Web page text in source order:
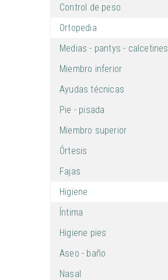
Control de peso
Ortopedia
Medias - pantys - calcetines
Miembro inferior
Ayudas técnicas
Pie - pisada
Miembro superior
Órtesis
Fajas
Higiene
Íntima
Higiene pies
Aseo - baño
Nasal